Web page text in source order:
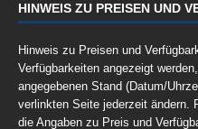
HINWEIS ZU PREISEN UND
Hinweis zu Preisen und
Verfügbarkeiten angezeigt
angegebenen Stand (Datum/
verlinkten Seite jederzeit ändern.
die Angaben zu Preis und